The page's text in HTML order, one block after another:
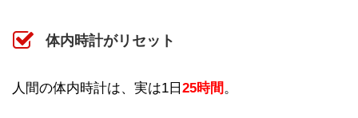
体内時計がリセット
人間の体内時計は、実は1日 25時間。